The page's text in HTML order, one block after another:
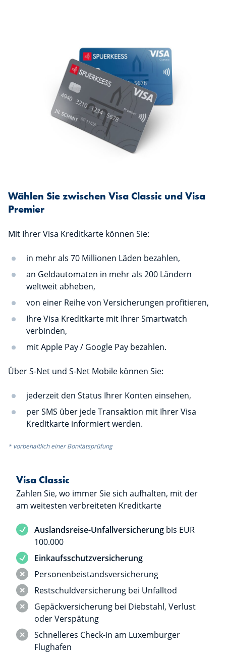
Wählen Sie zwischen Visa Classic und Visa
Premier
Mit Ihrer Visa Kreditkarte können Sie:
in mehr als 70 Millionen Läden bezahlen,
an Geldautomaten in mehr als 200 Ländern
weltweit abheben,
von einer Reihe von Versicherungen profitieren,
Ihre Visa Kreditkarte mit Ihrer Smartwatch
verbinden,
mit Apple Pay / Google Pay bezahlen.
Über S-Net und S-Net Mobile können Sie:
jederzeit den Status Ihrer Konten einsehen,
per SMS über jede Transaktion mit Ihrer Visa
Kreditkarte informiert werden.
* vorbehaltlich einer Bonitätsprüfung
Visa Classic
Zahlen Sie, wo immer Sie sich aufhalten, mit der
am weitesten verbreiteten Kreditkarte
Dienstleistung inbegriffen
Auslandsreise-Unfallversicherung bis EUR
100.000
Dienstleistung inbegriffen
Einkaufsschutzversicherung
Dienstleistung nicht inbegriffen
Personenbeistandsversicherung
Dienstleistung nicht inbegriffen
Restschuldversicherung bei Unfalltod
Dienstleistung nicht inbegriffen
Gepäckversicherung bei Diebstahl, Verlust
oder Verspätung
Dienstleistung nicht inbegriffen
Schnelleres Check-in am Luxemburger
Flughafen